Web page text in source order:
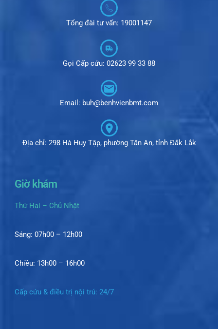
Tổng đài tư vấn: 19001147
Gọi Cấp cứu: 02623 99 33 88
Email: buh@benhvienbmt.com
Địa chỉ: 298 Hà Huy Tập, phường Tân An, tỉnh Đắk Lắk
Giờ khám
Thứ Hai – Chủ Nhật
Sáng: 07h00 – 12h00
Chiều: 13h00 – 16h00
Cấp cứu & điều trị nội trú: 24/7